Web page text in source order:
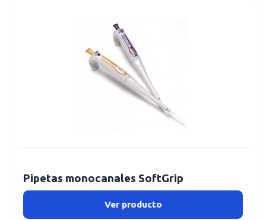
Pipetas monocanales SoftGrip
Ver producto